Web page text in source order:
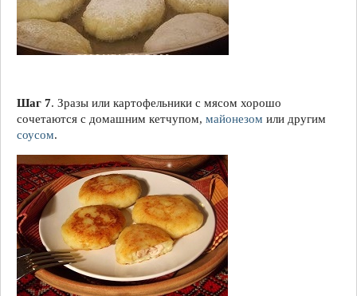
Шаг 7. Зразы или картофельники с мясом хорошо
сочетаются с домашним кетчупом, майонезом или другим
соусом.